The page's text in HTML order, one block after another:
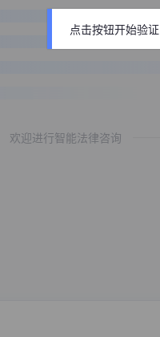
欢迎进行智能法律咨询
点击按钮开始验证